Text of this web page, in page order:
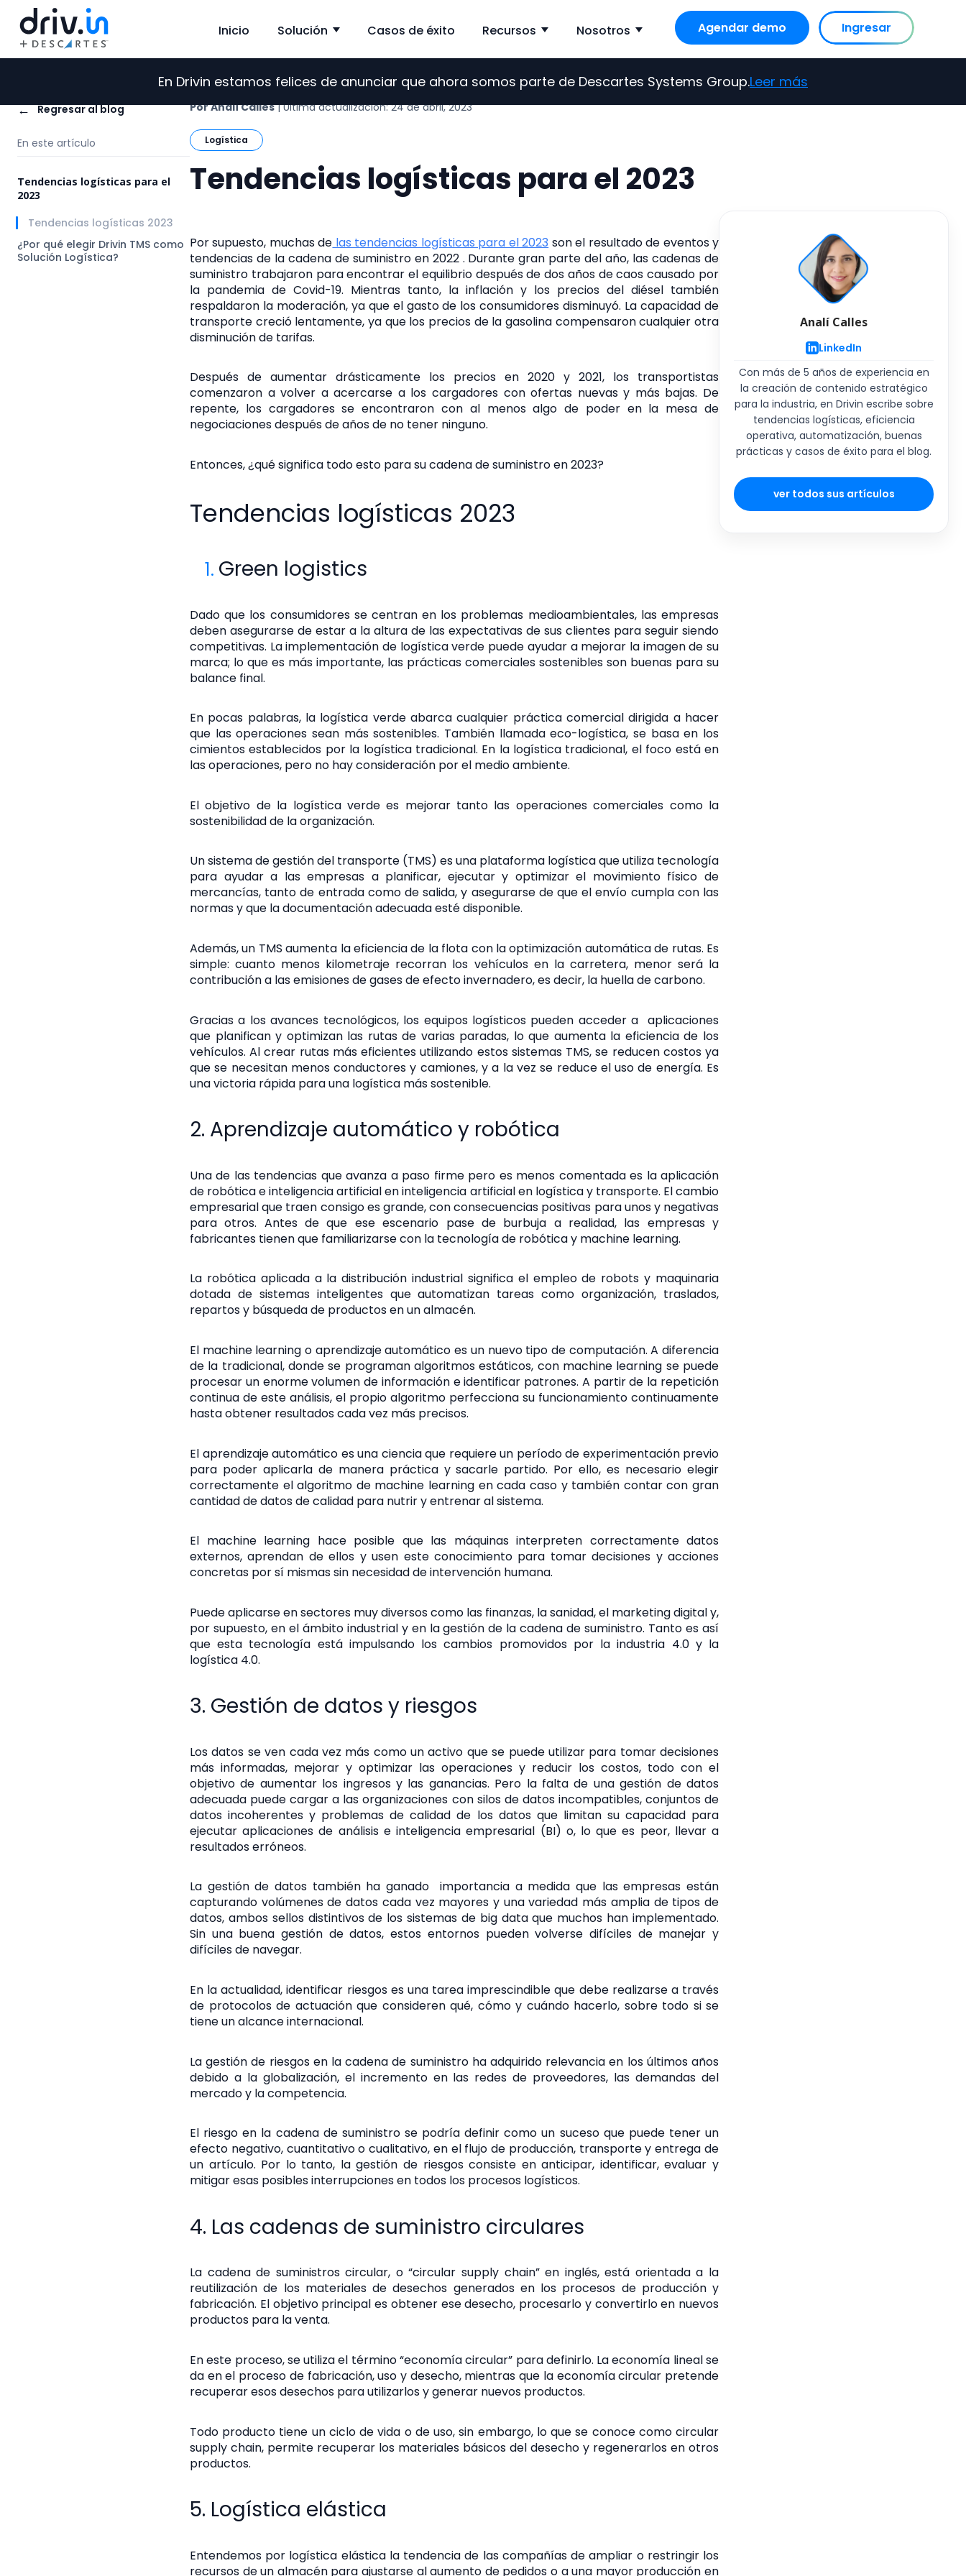
Inicio Solución Show submenu for Solución
Casos de éxito Recursos Show submenu for Recursos
Nosotros Show submenu for Nosotros
Agendar demo Ingresar
En Drivin estamos felices de anunciar que ahora somos parte de Descartes Systems Group.Leer más
← Regresar al blog
En este artículo
Tendencias logísticas para el
2023
Tendencias logísticas 2023
¿Por qué elegir Drivin TMS como
Solución Logística?
Por Analí Calles | Última actualización: 24 de abril, 2023
Logística
Tendencias logísticas para el 2023
Por supuesto, muchas de las tendencias logísticas para el 2023 son el resultado de eventos y
tendencias de la cadena de suministro en 2022 . Durante gran parte del año, las cadenas de
suministro trabajaron para encontrar el equilibrio después de dos años de caos causado por
la pandemia de Covid-19. Mientras tanto, la inflación y los precios del diésel también
respaldaron la moderación, ya que el gasto de los consumidores disminuyó. La capacidad de
transporte creció lentamente, ya que los precios de la gasolina compensaron cualquier otra
disminución de tarifas.
Después de aumentar drásticamente los precios en 2020 y 2021, los transportistas
comenzaron a volver a acercarse a los cargadores con ofertas nuevas y más bajas. De
repente, los cargadores se encontraron con al menos algo de poder en la mesa de
negociaciones después de años de no tener ninguno.
Entonces, ¿qué significa todo esto para su cadena de suministro en 2023?
Tendencias logísticas 2023
Green logistics
Dado que los consumidores se centran en los problemas medioambientales, las empresas
deben asegurarse de estar a la altura de las expectativas de sus clientes para seguir siendo
competitivas. La implementación de logística verde puede ayudar a mejorar la imagen de su
marca; lo que es más importante, las prácticas comerciales sostenibles son buenas para su
balance final.
En pocas palabras, la logística verde abarca cualquier práctica comercial dirigida a hacer
que las operaciones sean más sostenibles. También llamada eco-logística, se basa en los
cimientos establecidos por la logística tradicional. En la logística tradicional, el foco está en
las operaciones, pero no hay consideración por el medio ambiente.
El objetivo de la logística verde es mejorar tanto las operaciones comerciales como la
sostenibilidad de la organización.
Un sistema de gestión del transporte (TMS) es una plataforma logística que utiliza tecnología
para ayudar a las empresas a planificar, ejecutar y optimizar el movimiento físico de
mercancías, tanto de entrada como de salida, y asegurarse de que el envío cumpla con las
normas y que la documentación adecuada esté disponible.
Además, un TMS aumenta la eficiencia de la flota con la optimización automática de rutas. Es
simple: cuanto menos kilometraje recorran los vehículos en la carretera, menor será la
contribución a las emisiones de gases de efecto invernadero, es decir, la huella de carbono.
Gracias a los avances tecnológicos, los equipos logísticos pueden acceder a aplicaciones
que planifican y optimizan las rutas de varias paradas, lo que aumenta la eficiencia de los
vehículos. Al crear rutas más eficientes utilizando estos sistemas TMS, se reducen costos ya
que se necesitan menos conductores y camiones, y a la vez se reduce el uso de energía. Es
una victoria rápida para una logística más sostenible.
2. Aprendizaje automático y robótica
Una de las tendencias que avanza a paso firme pero es menos comentada es la aplicación
de robótica e inteligencia artificial en inteligencia artificial en logística y transporte. El cambio
empresarial que traen consigo es grande, con consecuencias positivas para unos y negativas
para otros. Antes de que ese escenario pase de burbuja a realidad, las empresas y
fabricantes tienen que familiarizarse con la tecnología de robótica y machine learning.
La robótica aplicada a la distribución industrial significa el empleo de robots y maquinaria
dotada de sistemas inteligentes que automatizan tareas como organización, traslados,
repartos y búsqueda de productos en un almacén.
El machine learning o aprendizaje automático es un nuevo tipo de computación. A diferencia
de la tradicional, donde se programan algoritmos estáticos, con machine learning se puede
procesar un enorme volumen de información e identificar patrones. A partir de la repetición
continua de este análisis, el propio algoritmo perfecciona su funcionamiento continuamente
hasta obtener resultados cada vez más precisos.
El aprendizaje automático es una ciencia que requiere un período de experimentación previo
para poder aplicarla de manera práctica y sacarle partido. Por ello, es necesario elegir
correctamente el algoritmo de machine learning en cada caso y también contar con gran
cantidad de datos de calidad para nutrir y entrenar al sistema.
El machine learning hace posible que las máquinas interpreten correctamente datos
externos, aprendan de ellos y usen este conocimiento para tomar decisiones y acciones
concretas por sí mismas sin necesidad de intervención humana.
Puede aplicarse en sectores muy diversos como las finanzas, la sanidad, el marketing digital y,
por supuesto, en el ámbito industrial y en la gestión de la cadena de suministro. Tanto es así
que esta tecnología está impulsando los cambios promovidos por la industria 4.0 y la
logística 4.0.
3. Gestión de datos y riesgos
Los datos se ven cada vez más como un activo que se puede utilizar para tomar decisiones
más informadas, mejorar y optimizar las operaciones y reducir los costos, todo con el
objetivo de aumentar los ingresos y las ganancias. Pero la falta de una gestión de datos
adecuada puede cargar a las organizaciones con silos de datos incompatibles, conjuntos de
datos incoherentes y problemas de calidad de los datos que limitan su capacidad para
ejecutar aplicaciones de análisis e inteligencia empresarial (BI) o, lo que es peor, llevar a
resultados erróneos.
La gestión de datos también ha ganado importancia a medida que las empresas están
capturando volúmenes de datos cada vez mayores y una variedad más amplia de tipos de
datos, ambos sellos distintivos de los sistemas de big data que muchos han implementado.
Sin una buena gestión de datos, estos entornos pueden volverse difíciles de manejar y
difíciles de navegar.
En la actualidad, identificar riesgos es una tarea imprescindible que debe realizarse a través
de protocolos de actuación que consideren qué, cómo y cuándo hacerlo, sobre todo si se
tiene un alcance internacional.
La gestión de riesgos en la cadena de suministro ha adquirido relevancia en los últimos años
debido a la globalización, el incremento en las redes de proveedores, las demandas del
mercado y la competencia.
El riesgo en la cadena de suministro se podría definir como un suceso que puede tener un
efecto negativo, cuantitativo o cualitativo, en el flujo de producción, transporte y entrega de
un artículo. Por lo tanto, la gestión de riesgos consiste en anticipar, identificar, evaluar y
mitigar esas posibles interrupciones en todos los procesos logísticos.
4. Las cadenas de suministro circulares
La cadena de suministros circular, o “circular supply chain” en inglés, está orientada a la
reutilización de los materiales de desechos generados en los procesos de producción y
fabricación. El objetivo principal es obtener ese desecho, procesarlo y convertirlo en nuevos
productos para la venta.
En este proceso, se utiliza el término “economía circular” para definirlo. La economía lineal se
da en el proceso de fabricación, uso y desecho, mientras que la economía circular pretende
recuperar esos desechos para utilizarlos y generar nuevos productos.
Todo producto tiene un ciclo de vida o de uso, sin embargo, lo que se conoce como circular
supply chain, permite recuperar los materiales básicos del desecho y regenerarlos en otros
productos.
5. Logística elástica
Entendemos por logística elástica la tendencia de las compañías de ampliar o restringir los
recursos de un almacén para ajustarse al aumento de pedidos o a una mayor producción en
Analí Calles
LinkedIn
Con más de 5 años de experiencia en
la creación de contenido estratégico
para la industria, en Drivin escribe sobre
tendencias logísticas, eficiencia
operativa, automatización, buenas
prácticas y casos de éxito para el blog.
ver todos sus artículos